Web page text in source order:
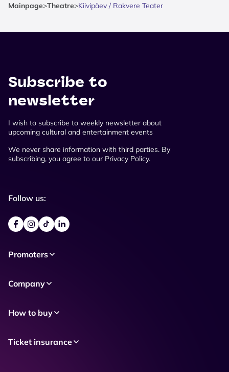
Mainpage>Theatre>Kiivipäev / Rakvere Teater
Subscribe to
newsletter
I wish to subscribe to weekly newsletter about
upcoming cultural and entertainment events
We never share information with third parties. By
subscribing, you agree to our Privacy Policy.
Follow us:
Promoters
Company
How to buy
Ticket insurance